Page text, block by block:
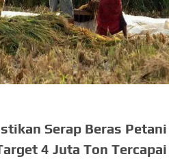
Serap Beras Petani
4 Juta Ton Tercapai